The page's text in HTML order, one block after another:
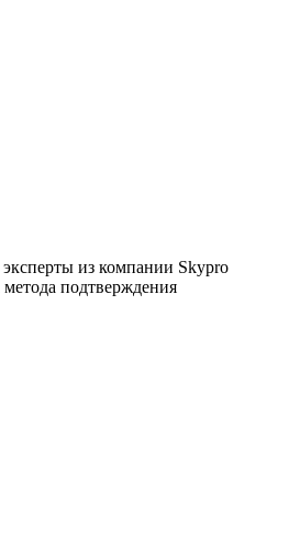
эксперты из компании Skypro